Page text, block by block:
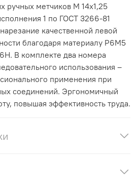
ручных метчиков М 14х1,25
1 по ГОСТ 3266-81
качественной левой
благодаря материалу Р6М5
В комплекте два номера
использования –
применения при
соединений. Эргономичный
повышая эффективность труда.